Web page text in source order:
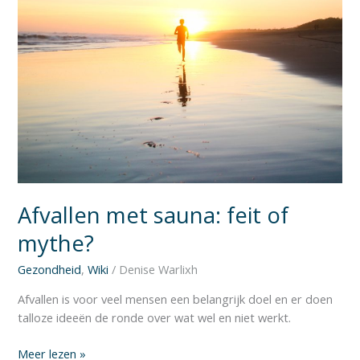
Afvallen met sauna: feit of
mythe?
Gezondheid,Wiki / Denise Warlixh
Afvallen is voor veel mensen een belangrijk doel en er doen
talloze ideeën de ronde over wat wel en niet werkt.
Meer lezen »